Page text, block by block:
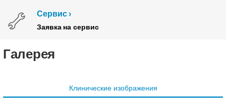
Сервис
Заявка на сервис
Галерея
Клинические изображения